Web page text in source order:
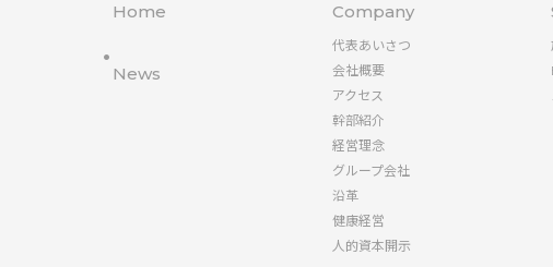
Home
News
Company
代表あいさつ
会社概要
アクセス
幹部紹介
経営理念
グループ会社
沿革
健康経営
人的資本開示